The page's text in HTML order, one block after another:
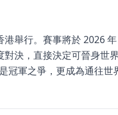
舉行。賽事將於 2026
決，直接決定可晉身世
冠軍之爭，更成為通往世